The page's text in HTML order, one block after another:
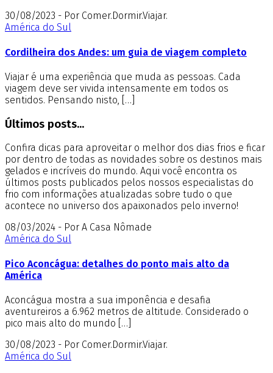
30/08/2023 - Por Comer.Dormir.Viajar.
América do Sul
Cordilheira dos Andes: um guia de viagem completo
Viajar é uma experiência que muda as pessoas. Cada
viagem deve ser vivida intensamente em todos os
sentidos. Pensando nisto, […]
Últimos posts...
Confira dicas para aproveitar o melhor dos dias frios e ficar
por dentro de todas as novidades sobre os destinos mais
gelados e incríveis do mundo. Aqui você encontra os
últimos posts publicados pelos nossos especialistas do
frio com informações atualizadas sobre tudo o que
acontece no universo dos apaixonados pelo inverno!
08/03/2024 - Por A Casa Nômade
América do Sul
Pico Aconcágua: detalhes do ponto mais alto da
América
Aconcágua mostra a sua imponência e desafia
aventureiros a 6.962 metros de altitude. Considerado o
pico mais alto do mundo […]
30/08/2023 - Por Comer.Dormir.Viajar.
América do Sul